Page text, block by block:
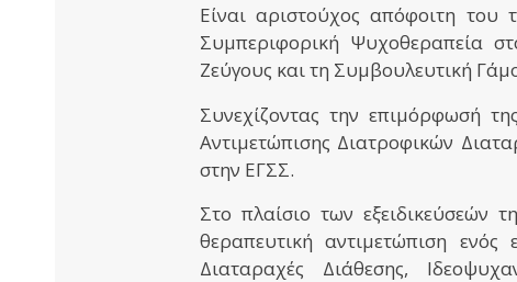
Είναι αριστούχος απόφοιτη του
Συμπεριφορική Ψυχοθεραπεία
Ζεύγους και τη Συμβουλευτική
Συνεχίζοντας την επιμόρφωσή
Αντιμετώπισης Διατροφικών
στην ΕΓΣΣ.
Στο πλαίσιο των εξειδικεύσεών
θεραπευτική αντιμετώπιση
Διαταραχές Διάθεσης,